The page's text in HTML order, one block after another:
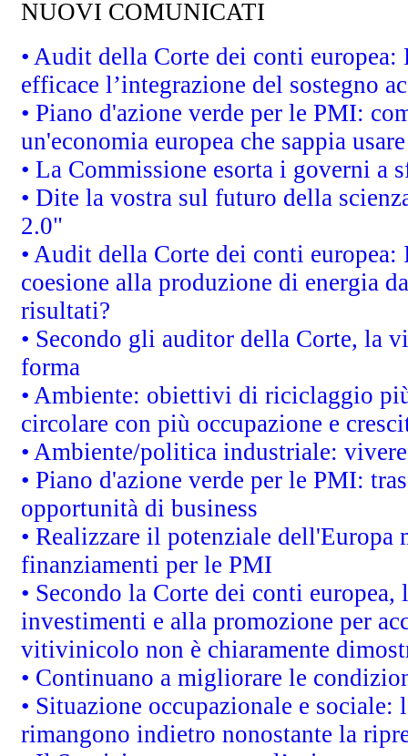
NUOVI COMUNICATI
• Audit della Corte dei conti
efficace l’integrazione del sostegno
• Piano d'azione verde per le PMI:
un'economia europea che sappia
• La Commissione esorta i governi
• Dite la vostra sul futuro della
2.0"
• Audit della Corte dei conti
coesione alla produzione di energia
risultati?
• Secondo gli auditor della Corte, la
forma
• Ambiente: obiettivi di riciclaggio
circolare con più occupazione e
• Ambiente/politica industriale:
• Piano d'azione verde per le PMI:
opportunità di business
• Realizzare il potenziale
finanziamenti per le PMI
• Secondo la Corte dei conti
investimenti e alla promozione per
vitivinicolo non è chiaramente
• Continuano a migliorare le
• Situazione occupazionale e
rimangono indietro nonostante la